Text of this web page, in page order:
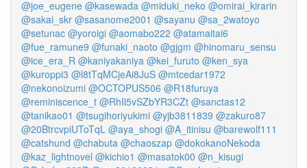
@joe_eugene @kasewada @miduki_neko @omirai_kirarin
@sakai_skr @sasanome2001 @sayanu @sa_2watoyo
@setunac @yoroigi @aomabo222 @atamaitai6
@fue_ramune9 @funaki_naoto @gjgm @hinomaru_sensu
@ice_era_R @kaniyakaniya @kei_furuto @ken_sya
@kuroppi3 @l8tTqMCjeAi8JuS @mtcedar1972
@nekonoizumi @OCTOPUS506 @R18furuya
@reminiscence_t @RhIl5vSZbYR3CZt @sanctas12
@tanikao01 @tsugihoriyukimi @yjb3811839 @zakuro87
@20BtrcvpiUToTqL @aya_shogi @A_itinisu @barewolf111
@catshund @chabuta @chaoszap @dokokanoNekoda
@kaz_lightnovel @kichio1 @masatok00 @n_kisugi